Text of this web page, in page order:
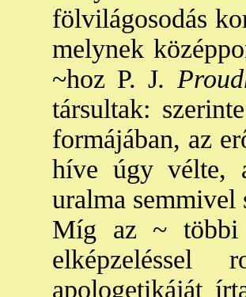
fölvilágosodás
melynek
~hoz P. J.
társultak:
formájában, az
híve úgy vélte,
uralma
Míg az ~ többi
elképzeléssel
apologetikáját